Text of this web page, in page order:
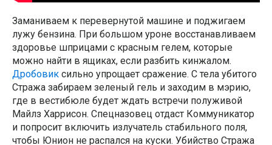
Заманиваем к перевернутой машине и поджигаем
лужу бензина. При большом уроне восстанавливаем
здоровье шприцами с красным гелем, которые
можно найти в ящиках, если разбить кинжалом.
Дробовик сильно упрощает сражение. С тела убитого
Стража забираем зеленый гель и заходим в мэрию,
где в вестибюле будет ждать встречи полуживой
Майлз Харрисон. Спецназовец отдаст Коммуникатор
и попросит включить излучатель стабильного поля,
чтобы Юнион не распался на куски. Убийство Стража